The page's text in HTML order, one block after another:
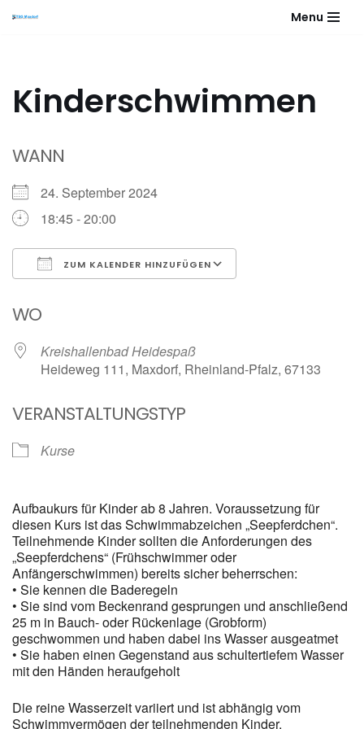
Menu
Kinderschwimmen
WANN
24. September 2024
18:45 - 20:00
ZUM KALENDER HINZUFÜGEN
WO
Kreishallenbad Heidespaß
Heideweg 111, Maxdorf, Rheinland-Pfalz, 67133
VERANSTALTUNGSTYP
Kurse
Aufbaukurs für Kinder ab 8 Jahren. Voraussetzung für
diesen Kurs ist das Schwimmabzeichen „Seepferdchen“.
Teilnehmende Kinder sollten die Anforderungen des
„Seepferdchens“ (Frühschwimmer oder
Anfängerschwimmen) bereits sicher beherrschen:
• Sie kennen die Baderegeln
• Sie sind vom Beckenrand gesprungen und anschließend
25 m in Bauch- oder Rückenlage (Grobform)
geschwommen und haben dabei ins Wasser ausgeatmet
• Sie haben einen Gegenstand aus schultertiefem Wasser
mit den Händen heraufgeholt
Die reine Wasserzeit variiert und ist abhängig vom
Schwimmvermögen der teilnehmenden Kinder.